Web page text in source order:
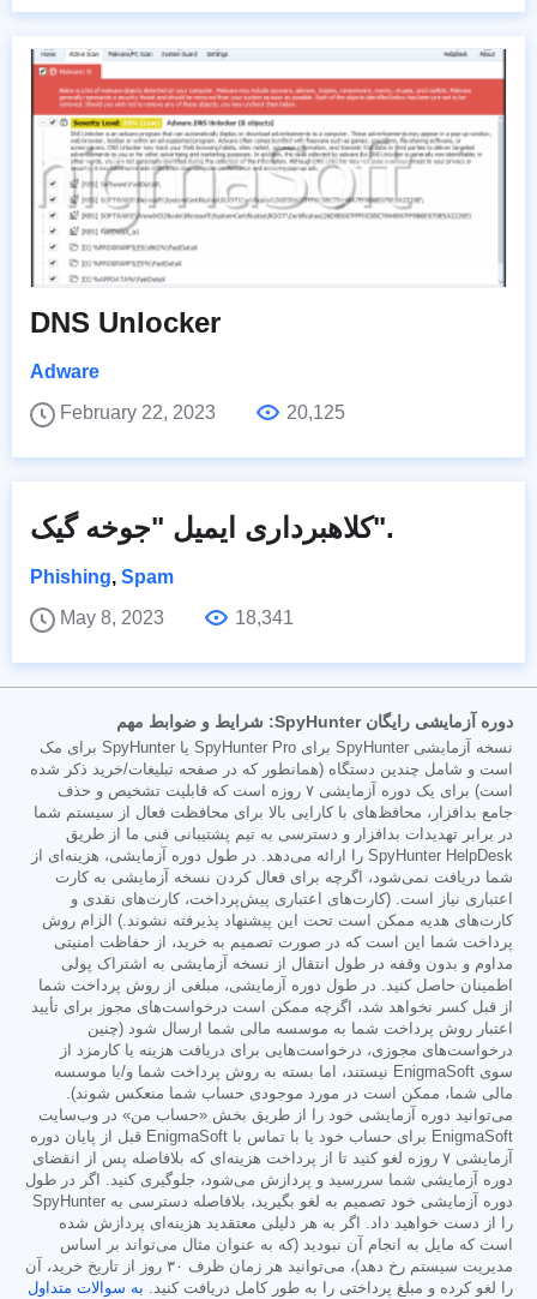
DNS Unlocker
Adware
February 22, 2023
20,125
کلاهبرداری ایمیل "جوخه گیک".
Phishing, Spam
May 8, 2023
18,341
دوره آزمایشی رایگان SpyHunter: شرایط و ضوابط مهم
نسخه آزمایشی SpyHunter برای SpyHunter Pro یا SpyHunter برای مک
است و شامل چندین دستگاه (همانطور که در صفحه تبلیغات/خرید ذکر شده
است) برای یک دوره آزمایشی ۷ روزه است که قابلیت تشخیص و حذف
جامع بدافزار، محافظ‌های با کارایی بالا برای محافظت فعال از سیستم شما
در برابر تهدیدات بدافزار و دسترسی به تیم پشتیبانی فنی ما از طریق
SpyHunter HelpDesk را ارائه می‌دهد. در طول دوره آزمایشی، هزینه‌ای از
شما دریافت نمی‌شود، اگرچه برای فعال کردن نسخه آزمایشی به کارت
اعتباری نیاز است. (کارت‌های اعتباری پیش‌پرداخت، کارت‌های نقدی و
کارت‌های هدیه ممکن است تحت این پیشنهاد پذیرفته نشوند.) الزام روش
پرداخت شما این است که در صورت تصمیم به خرید، از حفاظت امنیتی
مداوم و بدون وقفه در طول انتقال از نسخه آزمایشی به اشتراک پولی
اطمینان حاصل کنید. در طول دوره آزمایشی، مبلغی از روش پرداخت شما
از قبل کسر نخواهد شد، اگرچه ممکن است درخواست‌های مجوز برای تأیید
اعتبار روش پرداخت شما به موسسه مالی شما ارسال شود (چنین
درخواست‌های مجوزی، درخواست‌هایی برای دریافت هزینه یا کارمزد از
سوی EnigmaSoft نیستند، اما بسته به روش پرداخت شما و/یا موسسه
مالی شما، ممکن است در مورد موجودی حساب شما منعکس شوند).
می‌توانید دوره آزمایشی خود را از طریق بخش «حساب من» در وب‌سایت
EnigmaSoft برای حساب خود یا با تماس با EnigmaSoft قبل از پایان دوره
آزمایشی ۷ روزه لغو کنید تا از پرداخت هزینه‌ای که بلافاصله پس از انقضای
دوره آزمایشی شما سررسید و پردازش می‌شود، جلوگیری کنید. اگر در طول
دوره آزمایشی خود تصمیم به لغو بگیرید، بلافاصله دسترسی به SpyHunter
را از دست خواهید داد. اگر به هر دلیلی معتقدید هزینه‌ای پردازش شده
است که مایل به انجام آن نبودید (که به عنوان مثال می‌تواند بر اساس
مدیریت سیستم رخ دهد)، می‌توانید هر زمان ظرف ۳۰ روز از تاریخ خرید، آن
را لغو کرده و مبلغ پرداختی را به طور کامل دریافت کنید. به سوالات متداول